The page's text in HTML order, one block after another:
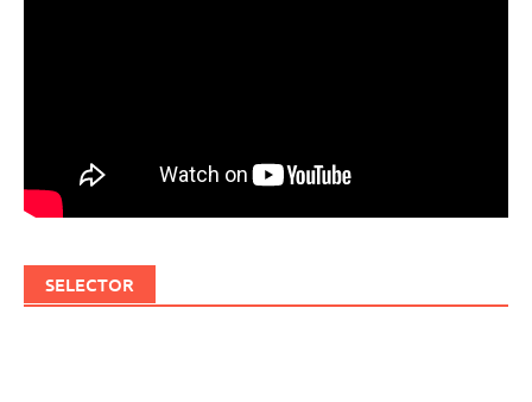
SELECTOR